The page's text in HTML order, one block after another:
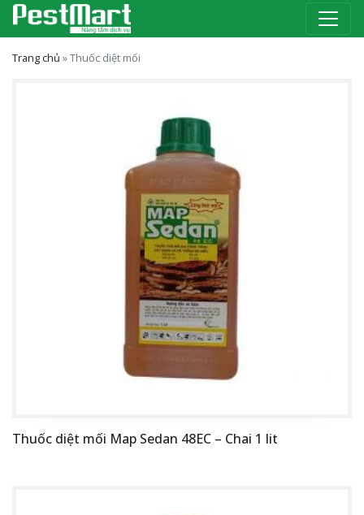
Trang chủ »Thuốc diệt mối
Thuốc diệt mối Map Sedan 48EC – Chai 1 lit